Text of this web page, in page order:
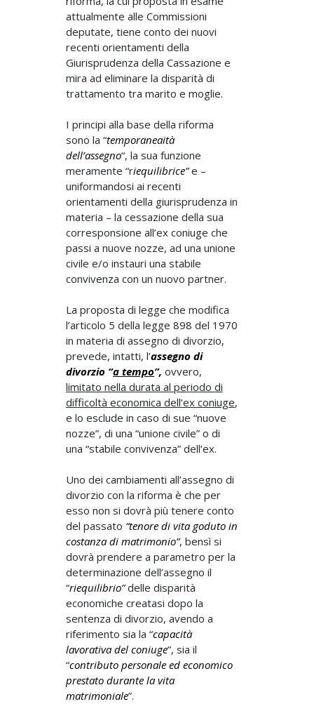
attualmente alle Commissioni
deputate, tiene conto dei nuovi
recenti orientamenti della
Giurisprudenza della Cassazione e
mira ad eliminare la disparità di
trattamento tra marito e moglie.
I principi alla base della riforma
sono la “temporaneaità
dell’assegno“, la sua funzione
meramente “riequilibrice”e –
uniformandosi ai recenti
orientamenti della giurisprudenza in
materia – la cessazione della sua
corresponsione all’ex coniuge che
passi a nuove nozze, ad una unione
civile e/o instauri una stabile
convivenza con un nuovo partner.
La proposta di legge che modifica
l’articolo 5 della legge 898 del 1970
in materia di assegno di divorzio,
prevede, intatti, l’assegno di
divorzio “a tempo”, ovvero,
limitato nella durata al periodo di
difficoltà economica dell’ex coniuge,
e lo esclude in caso di sue “nuove
nozze”, di una “unione civile” o di
una “stabile convivenza” dell’ex.
Uno dei cambiamenti all’assegno di
divorzio con la riforma è che per
esso non si dovrà più tenere conto
del passato “tenore di vita goduto in
costanza di matrimonio”, bensì si
dovrà prendere a parametro per la
determinazione dell’assegno il
“riequilibrio”delle disparità
economiche creatasi dopo la
sentenza di divorzio, avendo a
riferimento sia la “capacità
lavorativa del coniuge”, sia il
“contributo personale ed economico
prestato durante la vita
matrimoniale”.